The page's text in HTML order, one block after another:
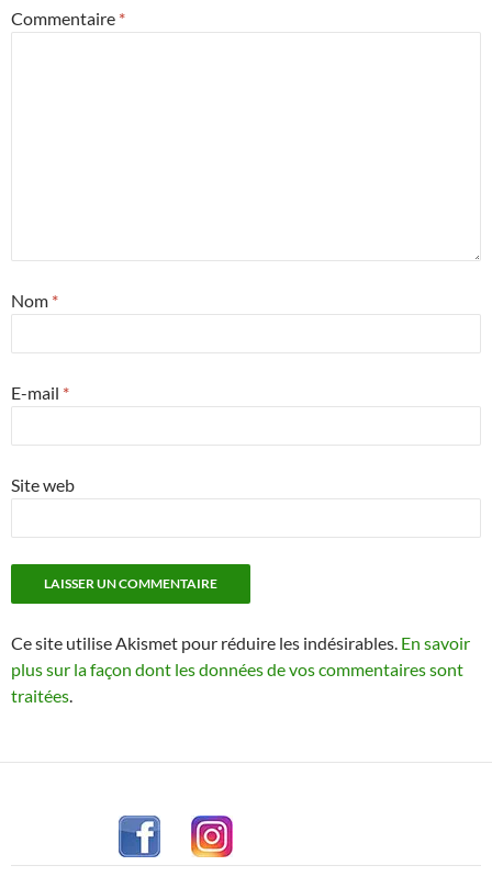
Commentaire *
Nom *
E-mail *
Site web
Ce site utilise Akismet pour réduire les indésirables. En savoir
plus sur la façon dont les données de vos commentaires sont
traitées.